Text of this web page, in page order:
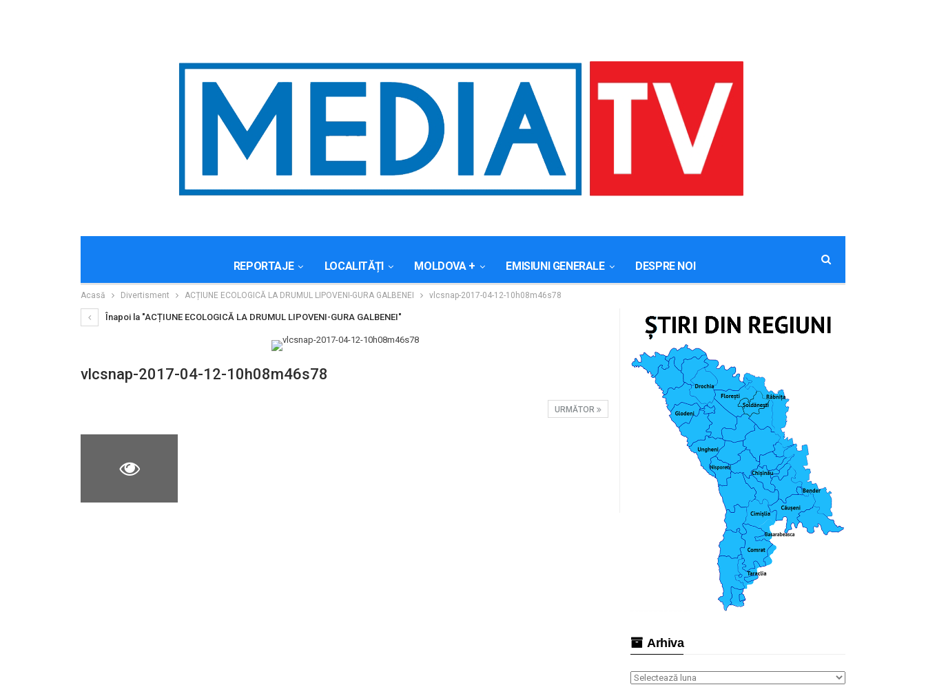
REPORTAJE LOCALITĂȚI MOLDOVA + EMISIUNI GENERALE DESPRE NOI
Acasă Divertisment ACȚIUNE ECOLOGICĂ LA DRUMUL LIPOVENI-GURA GALBENEI vlcsnap-2017-04-12-10h08m46s78
Înapoi la "ACȚIUNE ECOLOGICĂ LA DRUMUL LIPOVENI-GURA GALBENEI"
vlcsnap-2017-04-12-10h08m46s78
URMĂTOR
Arhiva
Arhiva